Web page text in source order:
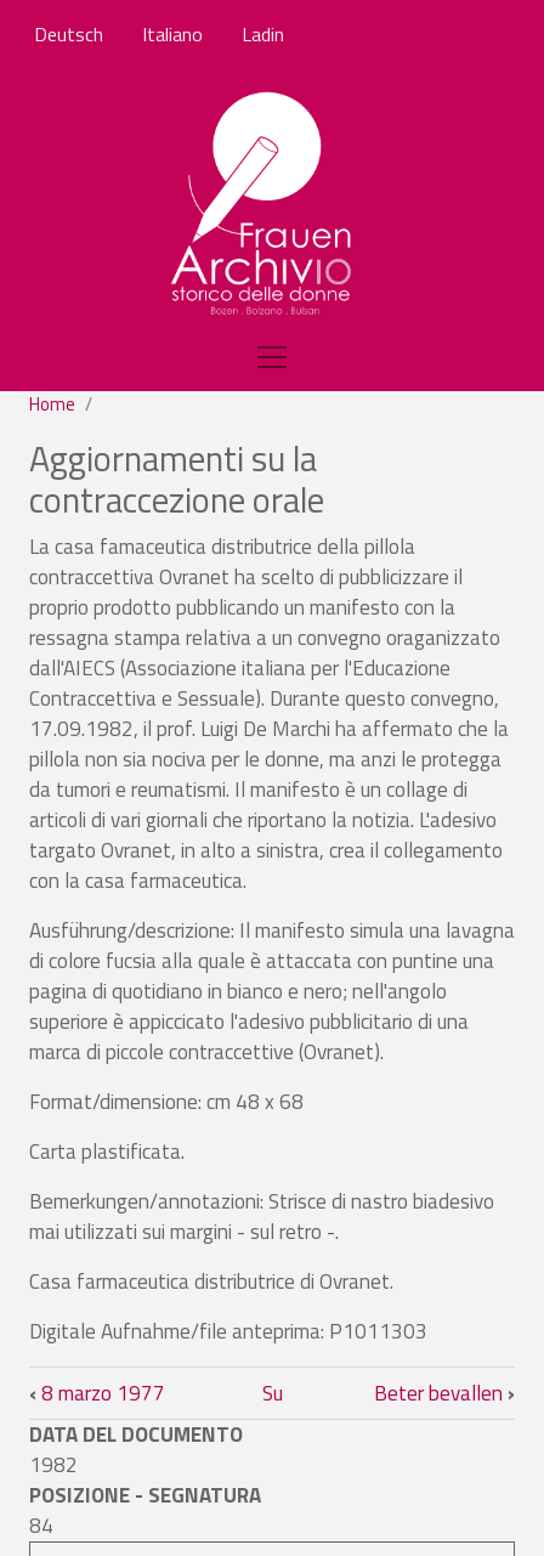
Deutsch Italiano Ladin
Home
Aggiornamenti su la
contraccezione orale
La casa famaceutica distributrice della pillola
contraccettiva Ovranet ha scelto di pubblicizzare il
proprio prodotto pubblicando un manifesto con la
ressagna stampa relativa a un convegno oraganizzato
dall'AIECS (Associazione italiana per l'Educazione
Contraccettiva e Sessuale). Durante questo convegno,
17.09.1982, il prof. Luigi De Marchi ha affermato che la
pillola non sia nociva per le donne, ma anzi le protegga
da tumori e reumatismi. Il manifesto è un collage di
articoli di vari giornali che riportano la notizia. L'adesivo
targato Ovranet, in alto a sinistra, crea il collegamento
con la casa farmaceutica.
Ausführung/descrizione: Il manifesto simula una lavagna
di colore fucsia alla quale è attaccata con puntine una
pagina di quotidiano in bianco e nero; nell'angolo
superiore è appiccicato l'adesivo pubblicitario di una
marca di piccole contraccettive (Ovranet).
Format/dimensione: cm 48 x 68
Carta plastificata.
Bemerkungen/annotazioni: Strisce di nastro biadesivo
mai utilizzati sui margini - sul retro -.
Casa farmaceutica distributrice di Ovranet.
Digitale Aufnahme/file anteprima: P1011303
Link di attraversamento del book per
‹8 marzo 1977 Su Beter bevallen ›
DATA DEL DOCUMENTO
1982
POSIZIONE - SEGNATURA
84